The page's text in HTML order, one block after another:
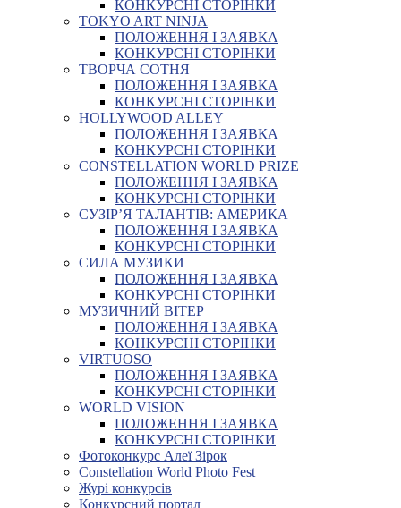
КОНКУРСНІ СТОРІНКИ
TOKYO ART NINJA
ПОЛОЖЕННЯ І ЗАЯВКА
КОНКУРСНІ СТОРІНКИ
ТВОРЧА СОТНЯ
ПОЛОЖЕННЯ І ЗАЯВКА
КОНКУРСНІ СТОРІНКИ
HOLLYWOOD ALLEY
ПОЛОЖЕННЯ І ЗАЯВКА
КОНКУРСНІ СТОРІНКИ
CONSTELLATION WORLD PRIZE
ПОЛОЖЕННЯ І ЗАЯВКА
КОНКУРСНІ СТОРІНКИ
СУЗІР’Я ТАЛАНТІВ: АМЕРИКА
ПОЛОЖЕННЯ І ЗАЯВКА
КОНКУРСНІ СТОРІНКИ
СИЛА МУЗИКИ
ПОЛОЖЕННЯ І ЗАЯВКА
КОНКУРСНІ СТОРІНКИ
МУЗИЧНИЙ ВІТЕР
ПОЛОЖЕННЯ І ЗАЯВКА
КОНКУРСНІ СТОРІНКИ
VIRTUOSO
ПОЛОЖЕННЯ І ЗАЯВКА
КОНКУРСНІ СТОРІНКИ
WORLD VISION
ПОЛОЖЕННЯ І ЗАЯВКА
КОНКУРСНІ СТОРІНКИ
Фотоконкурс Алеї Зірок
Constellation World Photo Fest
Журі конкурсів
Конкурсний портал